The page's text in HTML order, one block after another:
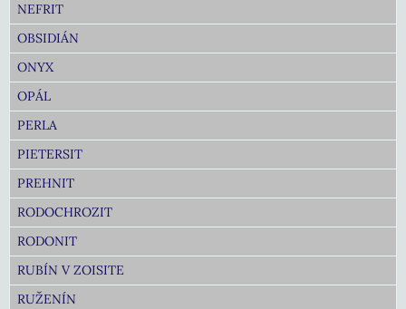
NEFRIT
OBSIDIÁN
ONYX
OPÁL
PERLA
PIETERSIT
PREHNIT
RODOCHROZIT
RODONIT
RUBÍN V ZOISITE
RUŽENÍN